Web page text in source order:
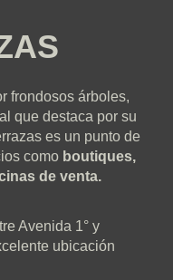
frondosos árboles,
que destaca por su
es un punto de
como boutiques,
de venta.
Avenida 1° y
ubicación